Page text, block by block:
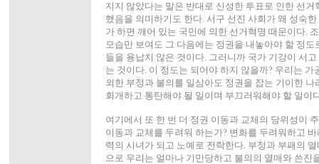
지지 않았다는 말은 반대로 신성한 투표로 인한 선
했음을 의미하기도 한다. 서구 선진 사회가 왜 성숙
가 하면 깨어 있는 국민에 의한 선거혁명 때문이다.
모습만 보여도 그 다음에는 정권을 내놓아야 할 정
들을 용납치 않은 것이다. 그러니까 국가 기강이 서
는 것이다. 이 정도는 되어야 하지 않을까? 우리는
외한 부정과 불의를 일삼아도 정권을 잡는 기이한
회개하고 통탄해야 될 일이며 부끄러워해야 할 일이
여기에서 또 한 번 더 정권 이동과 교체의 당위성이
이동과 교체를 두려워 하는가? 변화를 두려워하고
력의 시녀가 되고 노예로 전락한다. 부정과 부패의
으로 우리는 얼마나 기만당하고 불의의 열매와 쓴잔